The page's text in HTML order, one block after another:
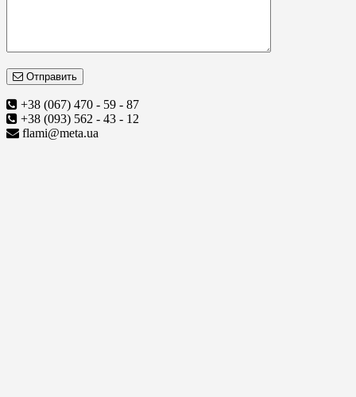
Отправить
+38 (067) 470 - 59 - 87
+38 (093) 562 - 43 - 12
flami@meta.ua